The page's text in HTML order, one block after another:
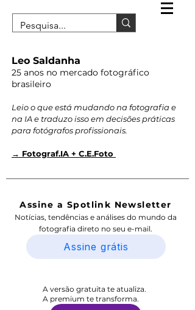
Leo Saldanha
25 anos no mercado fotográfico
brasileiro
Leio o que está mudando na fotografia e
na IA e traduzo isso em decisões práticas
para fotógrafos profissionais.
→ Fotograf.IA + C.E.Foto
Assine a Spotlink Newsletter
Notícias, tendências e análises do mundo da
fotografia direto no seu e-mail.
Assine grátis
A versão gratuita te atualiza.
A premium te transforma.